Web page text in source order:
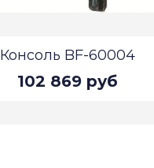
Консоль BF-60004
102 869 руб